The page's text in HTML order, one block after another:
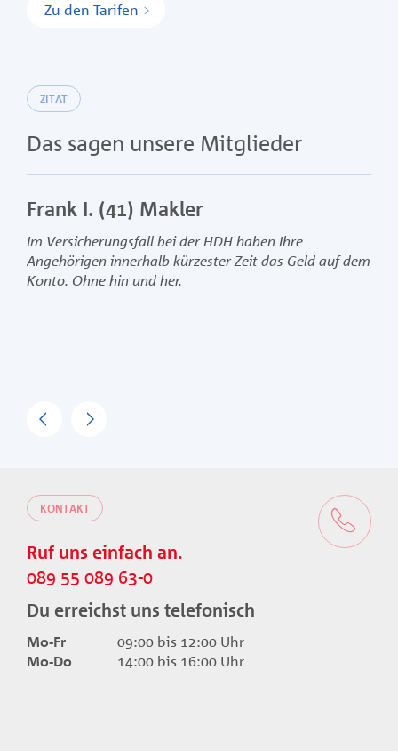
Zu den Tarifen
ZITAT
Das sagen unsere Mitglieder
Frank I. (41) Makler
Im Versicherungsfall bei der HDH haben Ihre
Angehörigen innerhalb kürzester Zeit das Geld auf dem
Konto. Ohne hin und her.
Previous
KONTAKT
Ruf uns einfach an.
089 55 089 63-0
Du erreichst uns telefonisch
Mo-Fr
09:00 bis 12:00 Uhr
Mo-Do
14:00 bis 16:00 Uhr